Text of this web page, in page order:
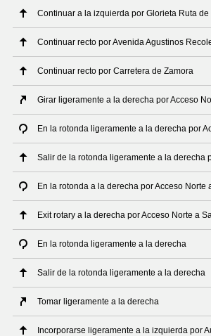
Continuar a la izquierda por Glorieta Ruta de
Continuar recto por Avenida Agustinos
Continuar recto por Carretera de Zamora
Girar ligeramente a la derecha por Acceso
En la rotonda ligeramente a la derecha por
Salir de la rotonda ligeramente a la derecha
En la rotonda a la derecha por Acceso Norte
Exit rotary a la derecha por Acceso Norte a
En la rotonda ligeramente a la derecha
Salir de la rotonda ligeramente a la derecha
Tomar ligeramente a la derecha
Incorporarse ligeramente a la izquierda por